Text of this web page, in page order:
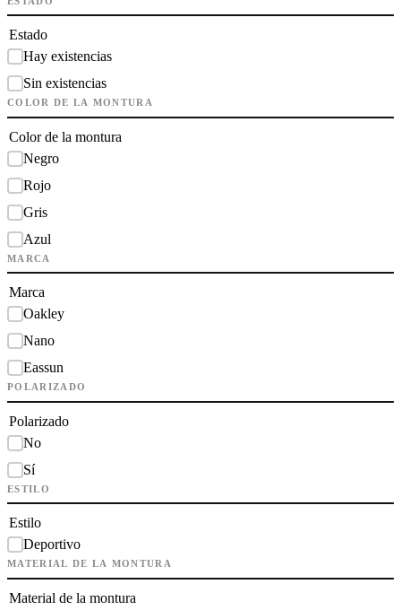
Estado
Hay existencias
Sin existencias
COLOR DE LA MONTURA
Color de la montura
Negro
Rojo
Gris
Azul
MARCA
Marca
Oakley
Nano
Eassun
POLARIZADO
Polarizado
No
Sí
ESTILO
Estilo
Deportivo
MATERIAL DE LA MONTURA
Material de la montura